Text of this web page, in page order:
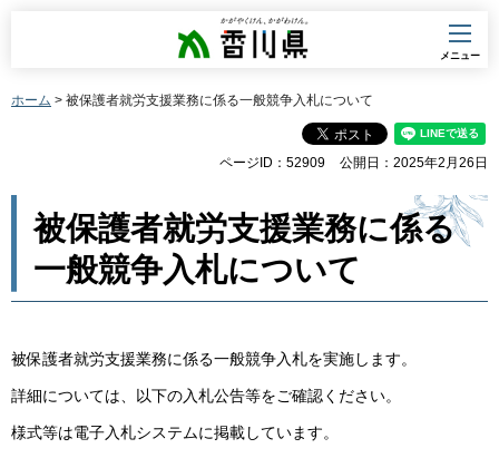
香川県
メニュー
ホーム > 被保護者就労支援業務に係る一般競争入札について
ページID：52909 公開日：2025年2月26日
被保護者就労支援業務に係る
一般競争入札について
被保護者就労支援業務に係る一般競争入札を実施します。
詳細については、以下の入札公告等をご確認ください。
様式等は電子入札システムに掲載しています。